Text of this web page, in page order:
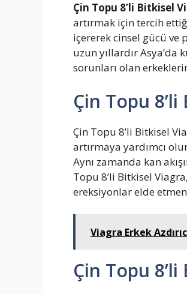
Çin Topu 8’li Bitkisel
artırmak için tercih
içererek cinsel gücü ve
uzun yıllardır
sorunları olan
Çin Topu 8’li
Çin Topu 8’li Bitkisel
artırmaya yardımcı
Aynı zamanda kan
Topu 8’li Bitkisel
ereksiyonlar elde
Viagra Erkek
Çin Topu